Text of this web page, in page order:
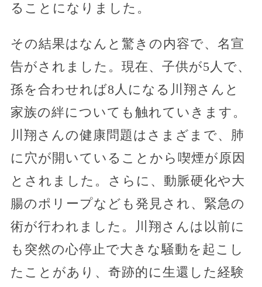
ることになりました。
その結果はなんと驚きの内容で、名宣
告がされました。現在、子供が5人で、
孫を合わせれば8人になる川翔さんと
家族の絆についても触れていきます。
川翔さんの健康問題はさまざまで、肺
に穴が開いていることから喫煙が原因
とされました。さらに、動脈硬化や大
腸のポリープなども発見され、緊急の
術が行われました。川翔さんは以前に
も突然の心停止で大きな騒動を起こし
たことがあり、奇跡的に生還した経験